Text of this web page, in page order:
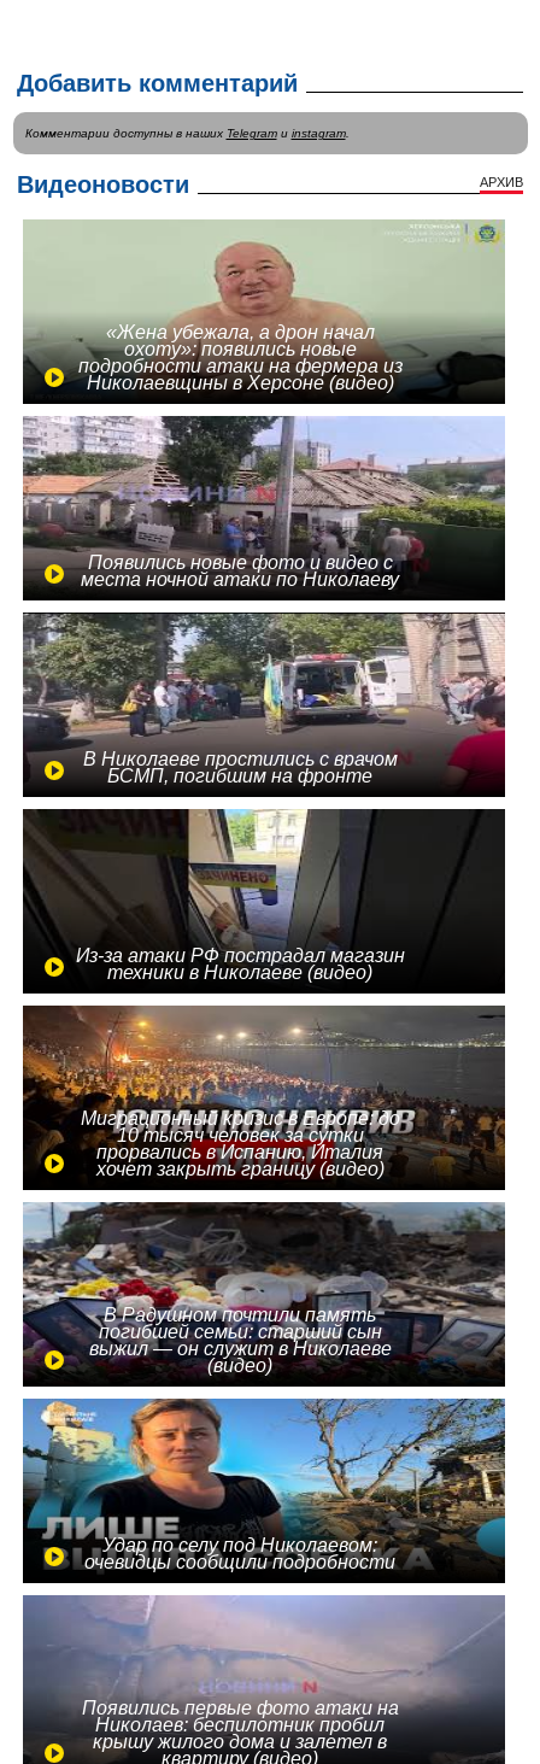
Добавить комментарий
Комментарии доступны в наших Telegramи instagram.
Видеоновости АРХИВ
«Жена убежала, а дрон начал
охоту»: появились новые
подробности атаки на фермера из
Николаевщины в Херсоне (видео)
Появились новые фото и видео с
места ночной атаки по Николаеву
В Николаеве простились с врачом
БСМП, погибшим на фронте
Из-за атаки РФ пострадал магазин
техники в Николаеве (видео)
Миграционный кризис в Европе: до
10 тысяч человек за сутки
прорвались в Испанию, Италия
хочет закрыть границу (видео)
В Радушном почтили память
погибшей семьи: старший сын
выжил — он служит в Николаеве
(видео)
Удар по селу под Николаевом:
очевидцы сообщили подробности
Появились первые фото атаки на
Николаев: беспилотник пробил
крышу жилого дома и залетел в
квартиру (видео)